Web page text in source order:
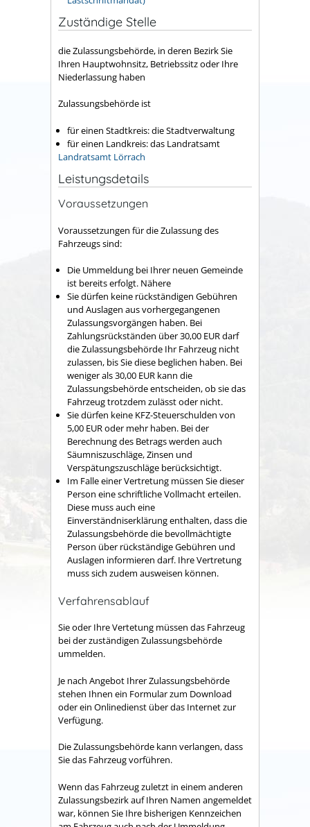
Zuständige Stelle
die Zulassungsbehörde, in deren Bezirk Sie
Ihren Hauptwohnsitz, Betriebssitz oder Ihre
Niederlassung haben
Zulassungsbehörde ist
für einen Stadtkreis: die Stadtverwaltung
für einen Landkreis: das Landratsamt
Landratsamt Lörrach
Leistungsdetails
Voraussetzungen
Voraussetzungen für die Zulassung des
Fahrzeugs sind:
Die Ummeldung bei Ihrer neuen Gemeinde
ist bereits erfolgt. Nähere
Sie dürfen keine rückständigen Gebühren
und Auslagen aus vorhergegangenen
Zulassungsvorgängen haben. Bei
Zahlungsrückständen über 30,00 EUR darf
die Zulassungsbehörde Ihr Fahrzeug nicht
zulassen, bis Sie diese beglichen haben. Bei
weniger als 30,00 EUR kann die
Zulassungsbehörde entscheiden, ob sie das
Fahrzeug trotzdem zulässt oder nicht.
Sie dürfen keine KFZ-Steuerschulden von
5,00 EUR oder mehr haben. Bei der
Berechnung des Betrags werden auch
Säumniszuschläge, Zinsen und
Verspätungszuschläge berücksichtigt.
Im Falle einer Vertretung müssen Sie dieser
Person eine schriftliche Vollmacht erteilen.
Diese muss auch eine
Einverständniserklärung enthalten, dass die
Zulassungsbehörde die bevollmächtigte
Person über rückständige Gebühren und
Auslagen informieren darf. Ihre Vertretung
muss sich zudem ausweisen können.
Verfahrensablauf
Sie oder Ihre Vertetung müssen das Fahrzeug
bei der zuständigen Zulassungsbehörde
ummelden.
Je nach Angebot Ihrer Zulassungsbehörde
stehen Ihnen ein Formular zum Download
oder ein Onlinedienst über das Internet zur
Verfügung.
Die Zulassungsbehörde kann verlangen, dass
Sie das Fahrzeug vorführen.
Wenn das Fahrzeug zuletzt in einem anderen
Zulassungsbezirk auf Ihren Namen angemeldet
war, können Sie Ihre bisherigen Kennzeichen